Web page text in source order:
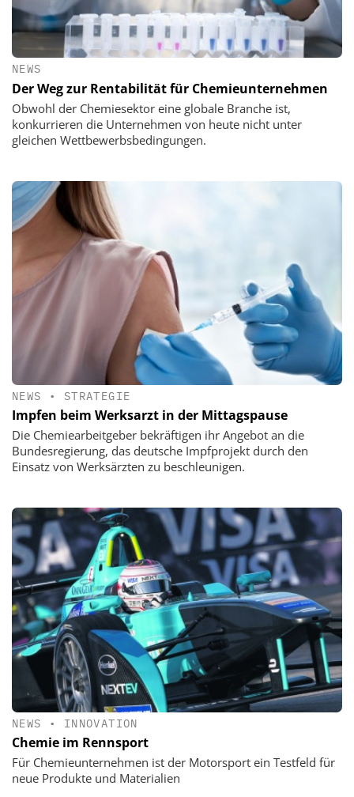
NEWS
Der Weg zur Rentabilität für Chemieunternehmen
Obwohl der Chemiesektor eine globale Branche ist,
konkurrieren die Unternehmen von heute nicht unter
gleichen Wettbewerbsbedingungen.
NEWS • STRATEGIE
Impfen beim Werksarzt in der Mittagspause
Die Chemiearbeitgeber bekräftigen ihr Angebot an die
Bundesregierung, das deutsche Impfprojekt durch den
Einsatz von Werksärzten zu beschleunigen.
NEWS • INNOVATION
Chemie im Rennsport
Für Chemieunternehmen ist der Motorsport ein Testfeld für
neue Produkte und Materialien